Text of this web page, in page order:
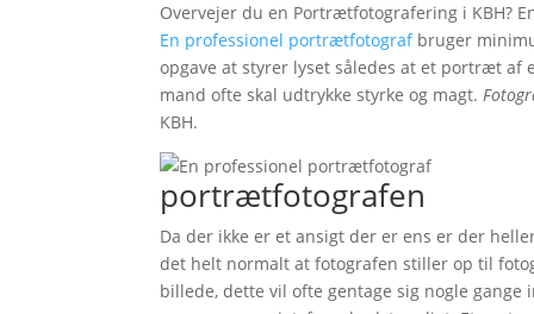
Overvejer du en Portrætfotografering i KBH?
En professionel portrætfotografbruger
opgave at styrer lyset således at et portræt
mand ofte skal udtrykke styrke og magt.
KBH.
portrætfotografen
Da der ikke er et ansigt der er ens er der
det helt normalt at fotografen stiller op til
billede, dette vil ofte gentage sig nogle